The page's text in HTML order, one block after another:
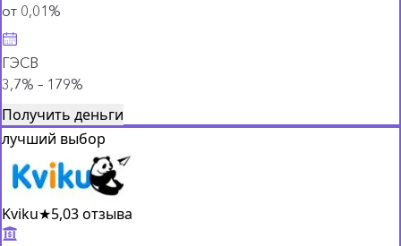
от 0,01%
ГЭСВ
3,7% – 179%
Получить деньги
лучший выбор
Kviku★5,03 отзыва